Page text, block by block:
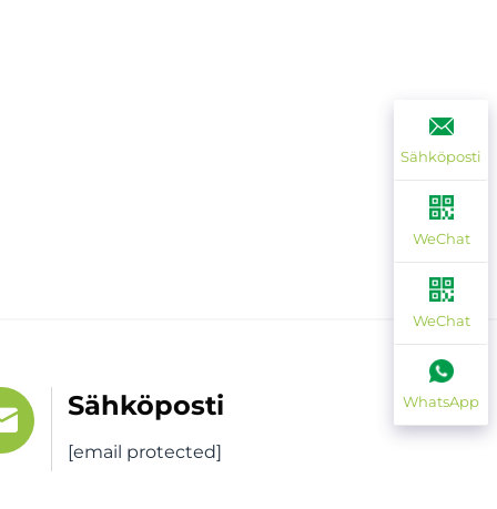
Sähköposti
WeChat
WeChat
WhatsApp
Sähköposti
[email protected]